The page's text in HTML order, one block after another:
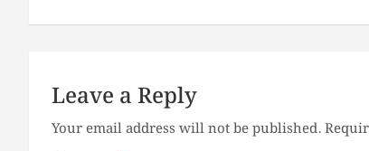
Leave a Reply
Your email address will not be published.